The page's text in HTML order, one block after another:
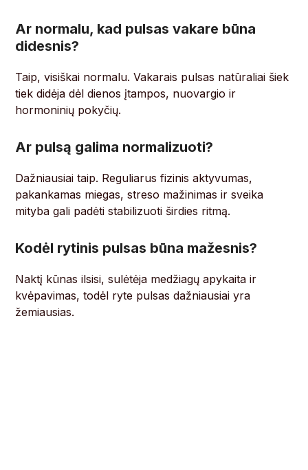
Ar normalu, kad pulsas vakare būna
didesnis?
Taip, visiškai normalu. Vakarais pulsas natūraliai šiek
tiek didėja dėl dienos įtampos, nuovargio ir
hormoninių pokyčių.
Ar pulsą galima normalizuoti?
Dažniausiai taip. Reguliarus fizinis aktyvumas,
pakankamas miegas, streso mažinimas ir sveika
mityba gali padėti stabilizuoti širdies ritmą.
Kodėl rytinis pulsas būna mažesnis?
Naktį kūnas ilsisi, sulėtėja medžiagų apykaita ir
kvėpavimas, todėl ryte pulsas dažniausiai yra
žemiausias.